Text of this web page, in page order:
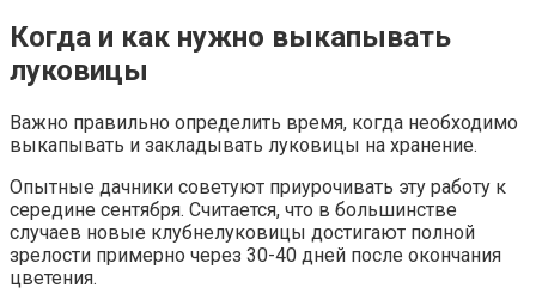
Когда и как нужно выкапывать
луковицы
Важно правильно определить время, когда необходимо
выкапывать и закладывать луковицы на хранение.
Опытные дачники советуют приурочивать эту работу к
середине сентября. Считается, что в большинстве
случаев новые клубнелуковицы достигают полной
зрелости примерно через 30-40 дней после окончания
цветения.